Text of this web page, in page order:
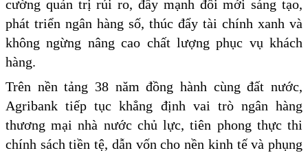
cường quản trị rủi ro, đẩy mạnh đổi mới sáng tạo,
phát triển ngân hàng số, thúc đẩy tài chính xanh và
không ngừng nâng cao chất lượng phục vụ khách
hàng.
Trên nền tảng 38 năm đồng hành cùng đất nước,
Agribank tiếp tục khẳng định vai trò ngân hàng
thương mại nhà nước chủ lực, tiên phong thực thi
chính sách tiền tệ, dẫn vốn cho nền kinh tế và phụng